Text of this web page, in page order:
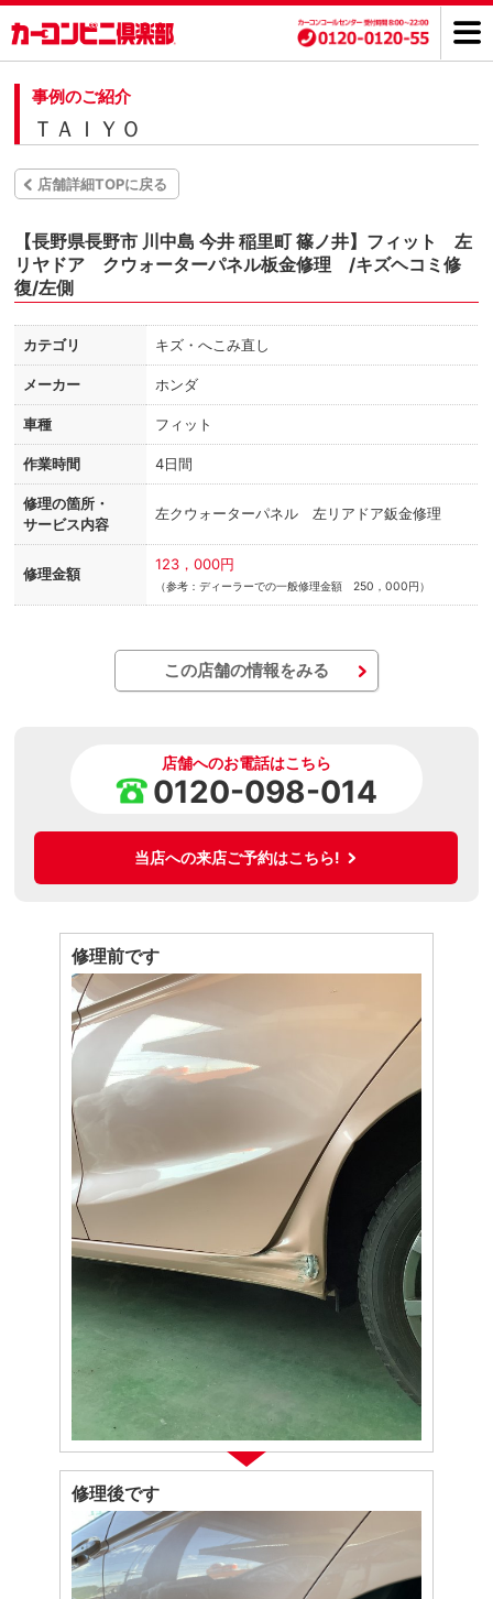
事例のご紹介
ＴＡＩＹＯ
店舗詳細TOPに戻る
【長野県長野市 川中島 今井 稲里町 篠ノ井】フィット 左
リヤドア クウォーターパネル板金修理 /キズヘコミ修
復/左側
カテゴリ キズ・へこみ直し
メーカー ホンダ
車種 フィット
作業時間 4日間
修理の箇所・
サービス内容
左クウォーターパネル 左リアドア鈑金修理
修理金額
123，000円
（参考：ディーラーでの一般修理金額 250，000円）
この店舗の情報をみる
店舗へのお電話はこちら
0120-098-014
当店への来店ご予約はこちら!
修理前です
修理後です